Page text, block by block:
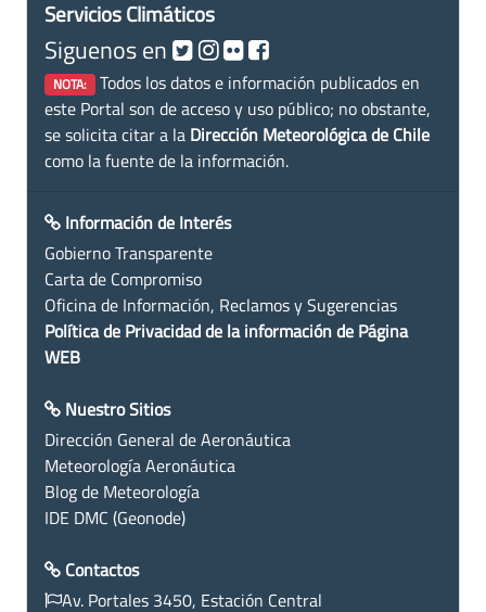
Servicios Climáticos
Siguenos en
NOTA: Todos los datos e información publicados en
este Portal son de acceso y uso público; no obstante,
se solicita citar a la Dirección Meteorológica de Chile
como la fuente de la información.
Información de Interés
Gobierno Transparente
Carta de Compromiso
Oficina de Información, Reclamos y Sugerencias
Política de Privacidad de la información de Página
WEB
Nuestro Sitios
Dirección General de Aeronáutica
Meteorología Aeronáutica
Blog de Meteorología
IDE DMC (Geonode)
Contactos
Av. Portales 3450, Estación Central